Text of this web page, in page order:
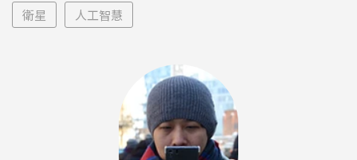
衛星 人工智慧